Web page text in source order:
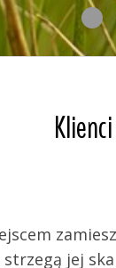
ziemi,
i